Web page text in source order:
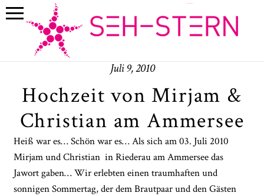
Juli 9, 2010
Hochzeit von Mirjam &
Christian am Ammersee
Heiß war es… Schön war es… Als sich am 03. Juli 2010
Mirjam und Christian in Riederau am Ammersee das
Jawort gaben… Wir erlebten einen traumhaften und
sonnigen Sommertag, der dem Brautpaar und den Gästen